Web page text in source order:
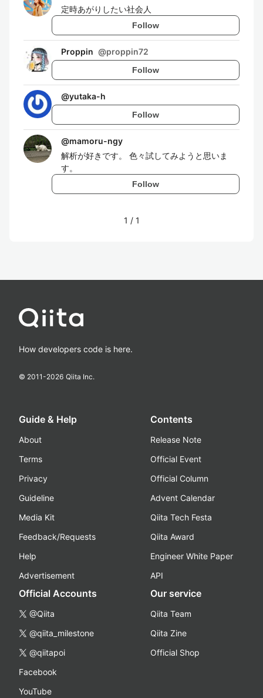
定時あがりしたい社会人
Follow
Proppin @proppin72
Follow
@yutaka-h
Follow
@mamoru-ngy
解析が好きです。 色々試してみようと思いま
す。
Follow
1 / 1
How developers code is here.
© 2011-2026 Qiita Inc.
Guide & Help
About
Terms
Privacy
Guideline
Media Kit
Feedback/Requests
Help
Advertisement
Contents
Release Note
Official Event
Official Column
Advent Calendar
Qiita Tech Festa
Qiita Award
Engineer White Paper
API
Official Accounts
@Qiita
@qiita_milestone
@qiitapoi
Facebook
YouTube
Our service
Qiita Team
Qiita Zine
Official Shop